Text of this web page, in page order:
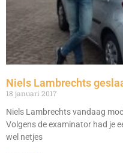
Niels Lambrechts
18 januari 2017
Niels Lambrechts vandaag
Volgens de examinator had je
wel netjes